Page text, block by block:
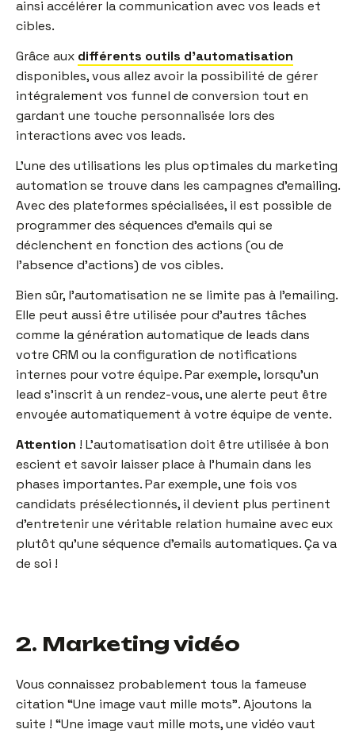
ainsi accélérer la communication avec vos leads et
cibles.
Grâce aux différents outils d’automatisation
disponibles, vous allez avoir la possibilité de gérer
intégralement vos funnel de conversion tout en
gardant une touche personnalisée lors des
interactions avec vos leads.
L’une des utilisations les plus optimales du marketing
automation se trouve dans les campagnes d’emailing.
Avec des plateformes spécialisées, il est possible de
programmer des séquences d’emails qui se
déclenchent en fonction des actions (ou de
l’absence d’actions) de vos cibles.
Bien sûr, l’automatisation ne se limite pas à l’emailing.
Elle peut aussi être utilisée pour d’autres tâches
comme la génération automatique de leads dans
votre CRM ou la configuration de notifications
internes pour votre équipe. Par exemple, lorsqu’un
lead s’inscrit à un rendez-vous, une alerte peut être
envoyée automatiquement à votre équipe de vente.
Attention ! L’automatisation doit être utilisée à bon
escient et savoir laisser place à l’humain dans les
phases importantes. Par exemple, une fois vos
candidats présélectionnés, il devient plus pertinent
d’entretenir une véritable relation humaine avec eux
plutôt qu’une séquence d’emails automatiques. Ça va
de soi !
2. Marketing vidéo
Vous connaissez probablement tous la fameuse
citation “Une image vaut mille mots”. Ajoutons la
suite ! “Une image vaut mille mots, une vidéo vaut